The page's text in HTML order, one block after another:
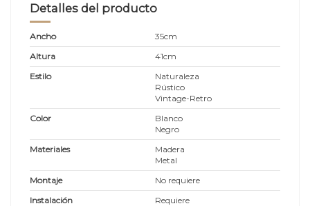
Detalles del producto
Ancho
35cm
Altura
41cm
Estilo
Naturaleza
Rústico
Vintage-Retro
Color
Blanco
Negro
Materiales
Madera
Metal
Montaje
No requiere
Instalación
Requiere